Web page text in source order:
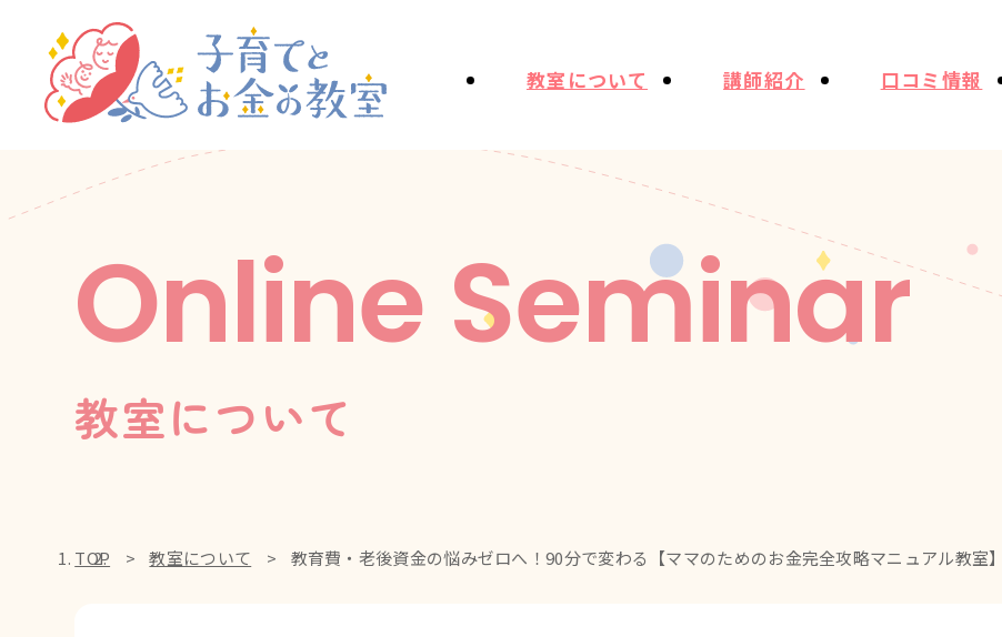
教室について 講師紹介 口コミ情報
Online Seminar
教室について
TOP 教室について 教育費・老後資金の悩みゼロへ！90分で変わる【ママのためのお金完全攻略マニュアル教室】